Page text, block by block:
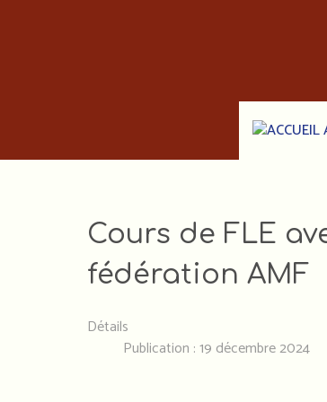
Cours de FLE
fédération AMF
Détails
Publication : 19 décembre 2024